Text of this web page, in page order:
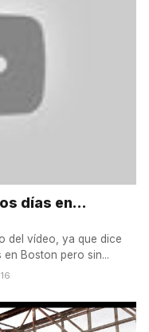
días en...
del vídeo, ya que dice
Boston pero sin...